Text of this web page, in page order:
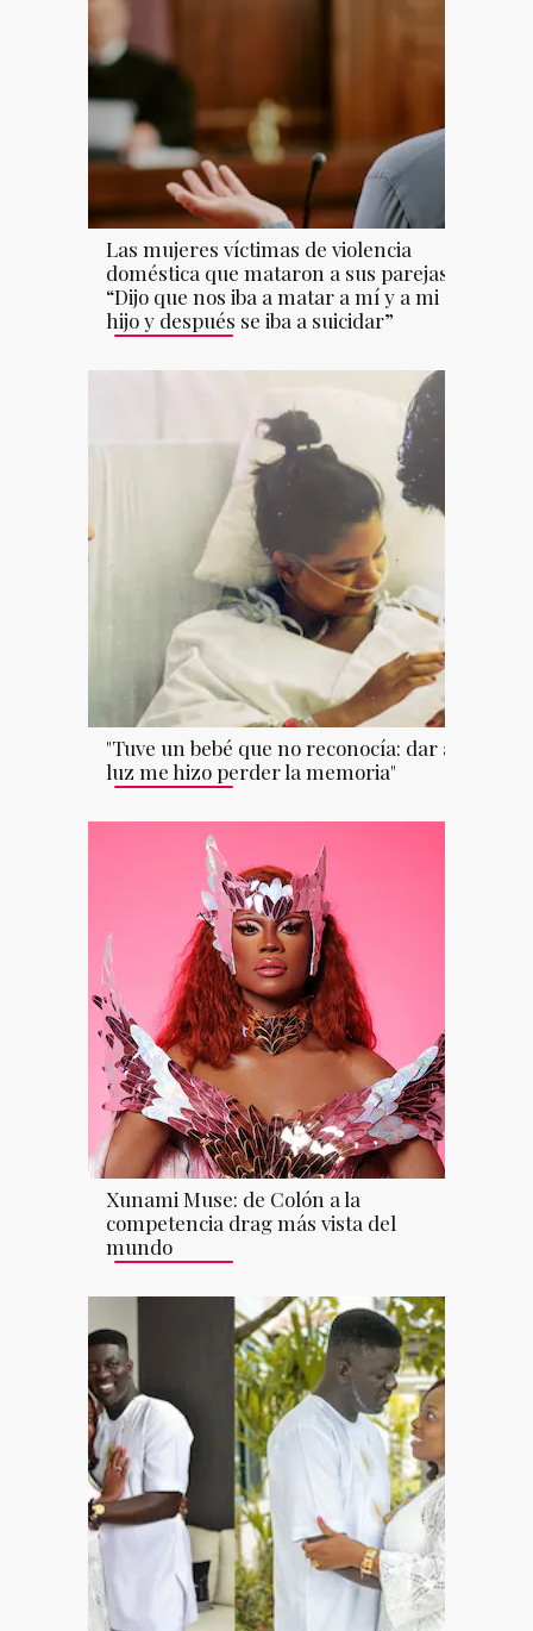
Las mujeres víctimas de violencia
doméstica que mataron a sus parejas:
“Dijo que nos iba a matar a mí y a mi
hijo y después se iba a suicidar”
"Tuve un bebé que no reconocía: dar a
luz me hizo perder la memoria"
Xunami Muse: de Colón a la
competencia drag más vista del
mundo